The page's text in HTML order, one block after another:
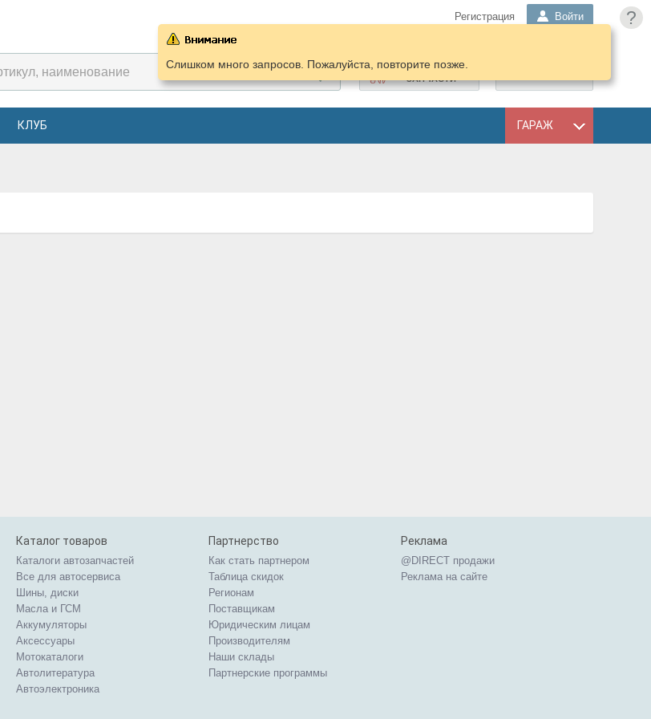
?
Регистрация Войти
ПОДОБРАТЬ
ЗАПЧАСТИ
КЛУБ ГАРАЖ
Слишком много запросов. Пожалуйста, повторите позже.
Каталог товаров
Каталоги автозапчастей
Все для автосервиса
Шины, диски
Масла и ГСМ
Аккумуляторы
Аксессуары
Мотокаталоги
Автолитература
Автоэлектроника
Партнерство
Как стать партнером
Таблица скидок
Регионам
Поставщикам
Юридическим лицам
Производителям
Наши склады
Партнерские программы
Реклама
@DIRECT продажи
Реклама на сайте